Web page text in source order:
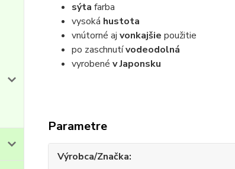
sýta farba
vysoká hustota
vnútorné aj vonkajšie použitie
po zaschnutívodeodolná
vyrobené v Japonsku
Parametre
Výrobca/Značka